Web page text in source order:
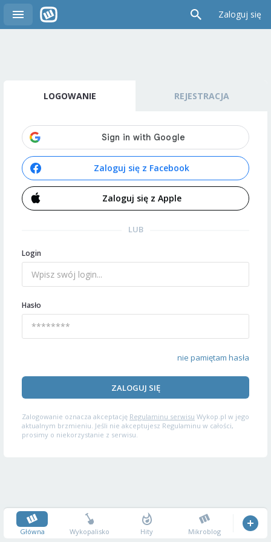
Zaloguj się
LOGOWANIE REJESTRACJA
Zaloguj się z Facebook
Zaloguj się z Apple
LUB
Login
Hasło
nie pamiętam hasła
ZALOGUJ SIĘ
Zalogowanie oznacza akceptację Regulaminu serwisu Wykop.pl w jego
aktualnym brzmieniu. Jeśli nie akceptujesz Regulaminu w całości,
prosimy o niekorzystanie z serwisu.
Główna Wykopalisko Hity Mikroblog